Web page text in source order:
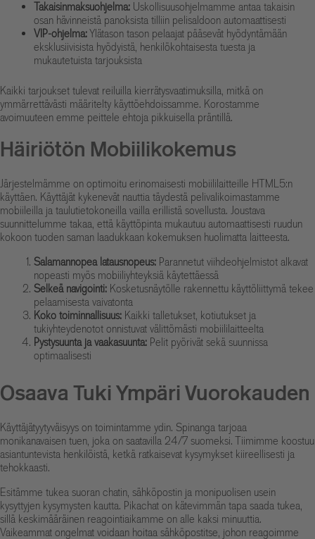
Takaisinmaksuohjelma: Uskollisuusohjelmamme antaa takaisin
osan hävinneistä panoksista tilliin pelisaldoon automaattisesti
VIP-ohjelma:Ylätason tason pelaajat pääsevät hyödyntämään
eksklusiivisista hyödyistä, henkilökohtaisesta tuesta ja
mukautetuista tarjouksista
Kaikki tarjoukset tulevat reiluilla kierrätysvaatimuksilla, mitkä on
ymmärrettävästi määritelty käyttöehdoissamme. Korostamme
avoimuuteen emme peittele ehtoja pikkuisella präntillä.
Häiriötön Mobiilikokemus
Järjestelmämme on optimoitu erinomaisesti mobiililaitteille HTML5:n
käyttäen. Käyttäjät kykenevät nauttia täydestä pelivalikoimastamme
mobiileilla ja taulutietokoneilla vailla erillistä sovellusta. Joustava
suunnittelumme takaa, että käyttöpinta mukautuu automaattisesti ruudun
kokoon tuoden saman laadukkaan kokemuksen huolimatta laitteesta.
Salamannopea latausnopeus: Parannetut viihdeohjelmistot alkavat
nopeasti myös mobiiliyhteyksiä käytettäessä
Selkeä navigointi: Kosketusnäytölle rakennettu käyttöliittymä tekee
pelaamisesta vaivatonta
Koko toiminnallisuus: Kaikki talletukset, kotiutukset ja
tukiyhteydenotot onnistuvat välittömästi mobiililaitteelta
Pystysuunta ja vaakasuunta: Pelit pyörivät sekä suunnissa
optimaalisesti
Osaava Tuki Ympäri Vuorokauden
Käyttäjätyytyväisyys on toimintamme ydin. Spinanga tarjoaa
monikanavaisen tuen, joka on saatavilla 24/7 suomeksi. Tiimimme koostuu
asiantuntevista henkilöistä, ketkä ratkaisevat kysymykset kiireellisesti ja
tehokkaasti.
Esitämme tukea suoran chatin, sähköpostin ja monipuolisen usein
kysyttyjen kysymysten kautta. Pikachat on kätevimmän tapa saada tukea,
sillä keskimääräinen reagointiaikamme on alle kaksi minuuttia.
Vaikeammat ongelmat voidaan hoitaa sähköpostitse, johon reagoimme